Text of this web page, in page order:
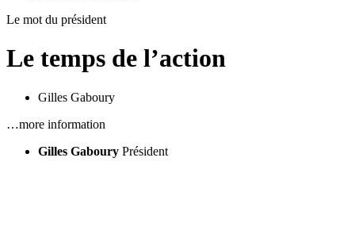
Le mot du président
Le temps de l’action
Gilles Gaboury
…more information
Gilles Gaboury Président